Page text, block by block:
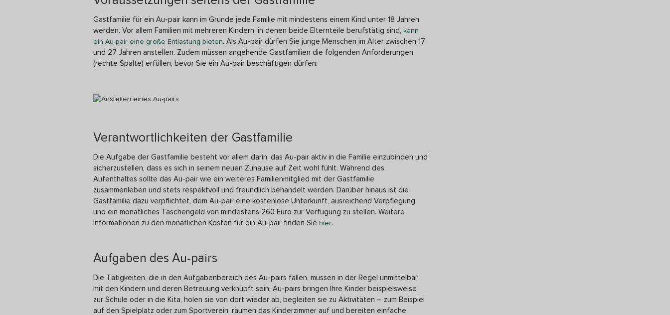
Gastfamilie für ein Au-pair kann im Grunde jede Familie mit mindestens einem Kind unter 18 Jahren
werden. Vor allem Familien mit mehreren Kindern, in denen beide Elternteile berufstätig sind, kann
ein Au-pair eine große Entlastung bieten. Als Au-pair dürfen Sie junge Menschen im Alter zwischen 17
und 27 Jahren anstellen. Zudem müssen angehende Gastfamilien die folgenden Anforderungen
(rechte Spalte) erfüllen, bevor Sie ein Au-pair beschäftigen dürfen:
Verantwortlichkeiten der Gastfamilie
Die Aufgabe der Gastfamilie besteht vor allem darin, das Au-pair aktiv in die Familie einzubinden und
sicherzustellen, dass es sich in seinem neuen Zuhause auf Zeit wohl fühlt. Während des
Aufenthaltes sollte das Au-pair wie ein weiteres Familienmitglied mit der Gastfamilie
zusammenleben und stets respektvoll und freundlich behandelt werden. Darüber hinaus ist die
Gastfamilie dazu verpflichtet, dem Au-pair eine kostenlose Unterkunft, ausreichend Verpflegung
und ein monatliches Taschengeld von mindestens 260 Euro zur Verfügung zu stellen. Weitere
Informationen zu den monatlichen Kosten für ein Au-pair finden Sie hier.
Aufgaben des Au-pairs
Die Tätigkeiten, die in den Aufgabenbereich des Au-pairs fallen, müssen in der Regel unmittelbar
mit den Kindern und deren Betreuung verknüpft sein. Au-pairs bringen Ihre Kinder beispielsweise
zur Schule oder in die Kita, holen sie von dort wieder ab, begleiten sie zu Aktivitäten – zum Beispiel
auf den Spielplatz oder zum Sportverein, räumen das Kinderzimmer auf und bereiten einfache